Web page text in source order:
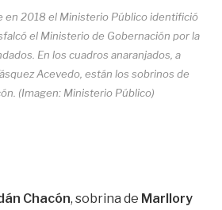
en 2018 el Ministerio Público identifició
el Ministerio de Gobernación por la
En los cuadros anaranjados, a
Acevedo, están los sobrinos de
(Imagen: Ministerio Público)
Chacón, sobrina de Marllory